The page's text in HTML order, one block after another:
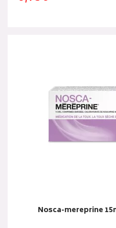
Nosca-mereprine